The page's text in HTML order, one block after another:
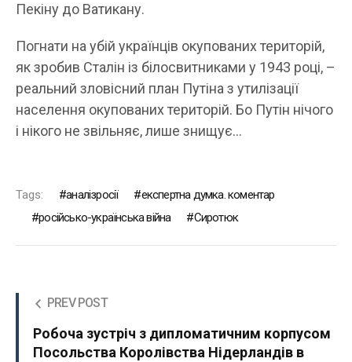
Пекіну до Ватикану.
Погнати на убій українців окупованих територій,
як зробив Сталін із білосвитниками у 1943 році, –
реальний зловісний план Путіна з утилізації
населення окупованих територій. Бо Путін нічого
і нікого не звільняє, лише знищує…
Tags: аналізросії
експертна думка. коментар
російсько-українська війна
Сиротюк
PREV POST
Робоча зустріч з дипломатичним корпусом
Посольства Королівства Нідерландів в